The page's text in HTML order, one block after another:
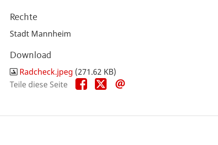
Rechte
Stadt Mannheim
Download
Radcheck.jpeg (271.62 KB)
Teile diese Seite
Teile
diese
Teile
diese